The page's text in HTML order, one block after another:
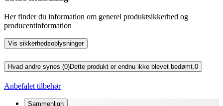
Her finder du information om generel produktsikkerhed og
producentinformation
Vis sikkerhedsoplysninger
Hvad andre synes (0)Dette produkt er endnu ikke blevet bedømt. 0
Anbefalet tilbehør
Sammenlign